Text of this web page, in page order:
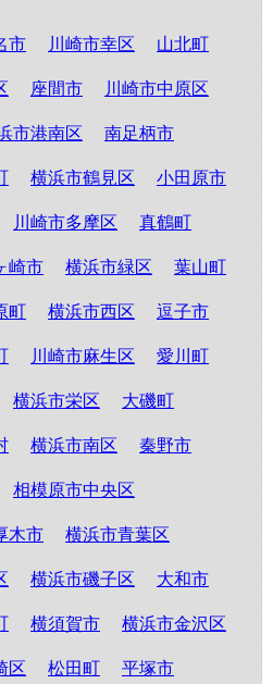
市 川崎市幸区 山北町
座間市 川崎市中原区
市港南区 南足柄市
横浜市鶴見区 小田原市
川崎市多摩区 真鶴町
崎市 横浜市緑区 葉山町
町 横浜市西区 逗子市
川崎市麻生区 愛川町
横浜市栄区 大磯町
横浜市南区 秦野市
相模原市中央区
木市 横浜市青葉区
横浜市磯子区 大和市
横須賀市 横浜市金沢区
区 松田町 平塚市